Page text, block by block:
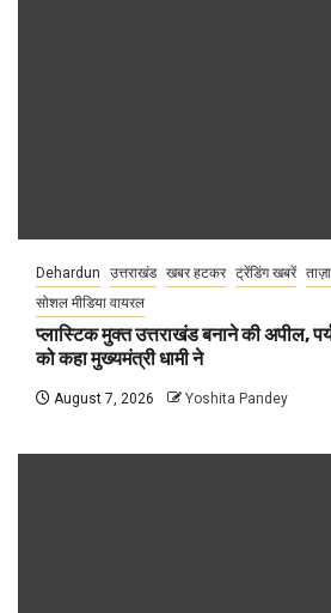
Dehardun उत्तराखंड खबर हटकर ट्रेंडिंग खबरें
सोशल मीडिया वायरल
प्लास्टिक मुक्त उत्तराखंड बनाने की अपील,
को कहा मुख्यमंत्री धामी ने
August 7, 2026 Yoshita Pandey